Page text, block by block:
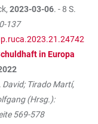
2023-03-06. - 8 S.
137
in Europa
Tirado Martí,
(Hrsg.):
569-578